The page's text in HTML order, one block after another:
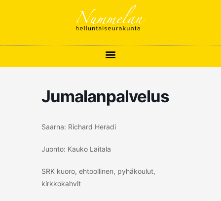
Jumalanpalvelus
Saarna: Richard Heradi
Juonto: Kauko Laitala
SRK kuoro, ehtoollinen, pyhäkoulut,
kirkkokahvit